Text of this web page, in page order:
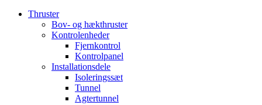
Thruster
Bov- og hækthruster
Kontrolenheder
Fjernkontrol
Kontrolpanel
Installationsdele
Isoleringssæt
Tunnel
Agtertunnel